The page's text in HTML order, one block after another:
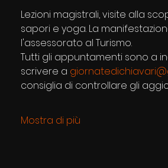
Lezioni magistrali, visite alla
sapori e yoga. La
l'assessorato al Turismo.
Tutti gli appuntamenti sono a
scrivere a
consiglia di controllare gli
Mostra di più